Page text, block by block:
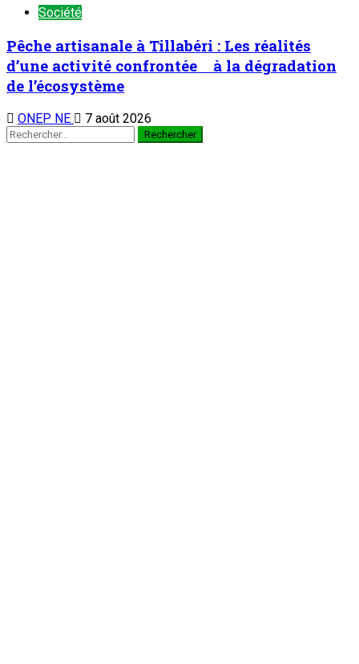
Société
Pêche artisanale à Tillabéri : Les réalités
d’une activité confrontée à la dégradation
de l’écosystème
ONEP NE
7 août 2026
Rechercher :